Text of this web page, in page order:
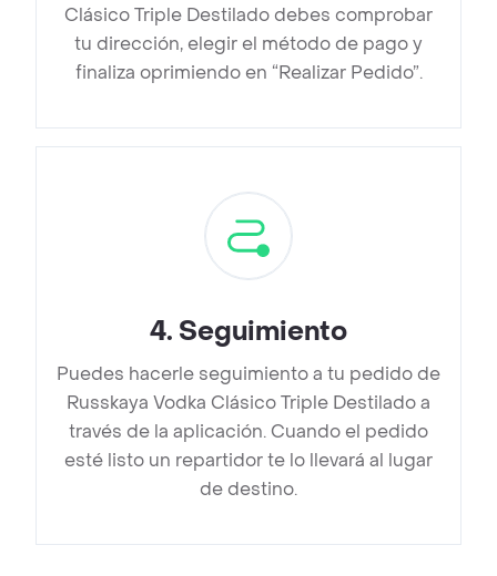
Clásico Triple Destilado debes comprobar
tu dirección, elegir el método de pago y
finaliza oprimiendo en “Realizar Pedido”.
4. Seguimiento
Puedes hacerle seguimiento a tu pedido de
Russkaya Vodka Clásico Triple Destilado a
través de la aplicación. Cuando el pedido
esté listo un repartidor te lo llevará al lugar
de destino.